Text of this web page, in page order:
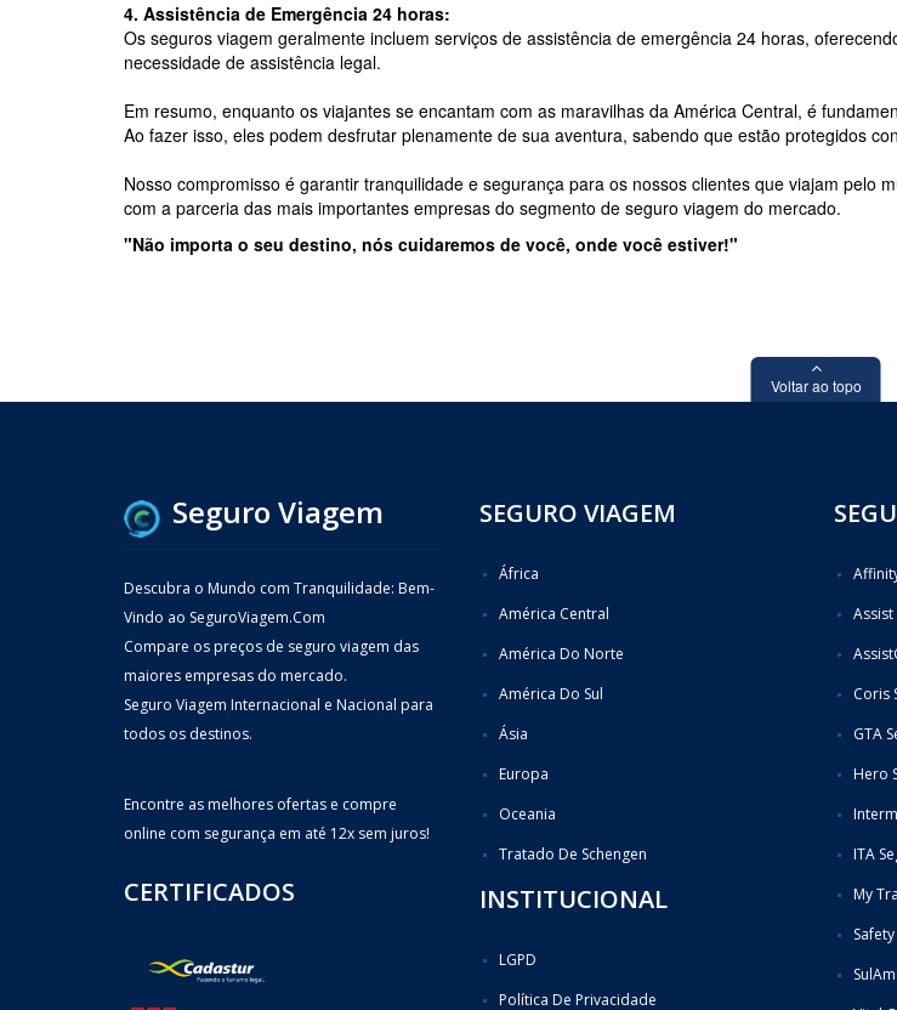
4. Assistência de Emergência 24 horas:
Os seguros viagem geralmente incluem serviços de assistência de emergência 24 horas,
necessidade de assistência legal.
Em resumo, enquanto os viajantes se encantam com as maravilhas da América Central, é
Ao fazer isso, eles podem desfrutar plenamente de sua aventura, sabendo que estão protegidos
Nosso compromisso é garantir tranquilidade e segurança para os nossos clientes que viajam pelo
com a parceria das mais importantes empresas do segmento de seguro viagem do mercado.
"Não importa o seu destino, nós cuidaremos de você, onde você estiver!"
Voltar ao topo
Seguro Viagem
Descubra o Mundo com Tranquilidade: Bem-
Vindo ao SeguroViagem.Com
Compare os preços de seguro viagem das
maiores empresas do mercado.
Seguro Viagem Internacional e Nacional para
todos os destinos.
Encontre as melhores ofertas e compre
online com segurança em até 12x sem juros!
CERTIFICADOS
SEGURO VIAGEM
África
América Central
América Do Norte
América Do Sul
Ásia
Europa
Oceania
Tratado De Schengen
INSTITUCIONAL
LGPD
Política De Privacidade
Assist
Coris
GTA
Hero
ITA
My